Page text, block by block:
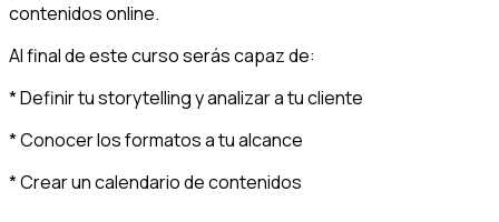
contenidos online.
Al final de este curso serás capaz de:
* Definir tu storytelling y analizar a tu cliente
* Conocer los formatos a tu alcance
* Crear un calendario de contenidos